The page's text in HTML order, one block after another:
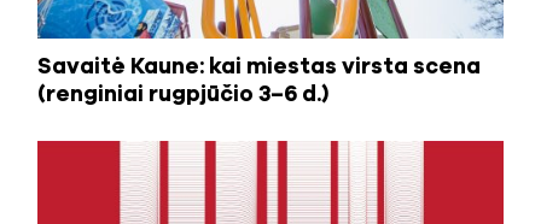
Savaitė Kaune: kai miestas virsta scena
(renginiai rugpjūčio 3–6 d.)